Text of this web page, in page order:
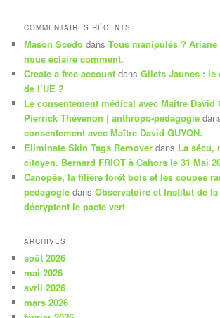
COMMENTAIRES RÉCENTS
Mason Scedo dansTous manipulés ? Ariane
nous éclaire comment.
Create a free account dansGilets Jaunes : le
de l’UE ?
Le consentement médical avec Maître David
Pierrick Thévenon | anthropo-pedagogie
consentement avec Maître David GUYON.
Eliminate Skin Tags Remover dans La sécu,
citoyen. Bernard FRIOT à Cahors le 31 Mai
Canopée, la filière forêt bois et les coupes
pedagogie dansObservatoire et Institut de
décryptent le pacte vert
ARCHIVES
août 2026
mai 2026
avril 2026
mars 2026